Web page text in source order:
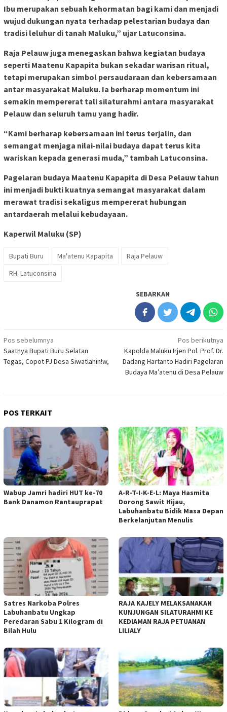
Ibu merupakan sebuah kehormatan bagi kami dan menjadi
wujud dukungan nyata terhadap pelestarian budaya dan
tradisi leluhur di tanah Maluku,” ujar Latuconsina.
Raja Pelauw juga menegaskan bahwa kegiatan budaya
seperti Maatenu Kapapita bukan sekadar warisan ritual,
tetapi merupakan simbol persaudaraan dan kebersamaan
antar masyarakat Maluku. Ia berharap momentum ini
semakin mempererat tali silaturahmi antara masyarakat
Pelauw dan seluruh tamu yang hadir.
“Kami berharap kebersamaan ini terus terjalin, dan
semangat menjaga nilai-nilai budaya dapat terus kita
wariskan kepada generasi muda,” tambah Latuconsina.
Pagelaran budaya Maatenu Kapapita di Desa Pelauw tahun
ini menjadi bukti kuatnya semangat masyarakat dalam
merawat tradisi sekaligus mempererat hubungan
antardaerah melalui kebudayaan.
Kaperwil Maluku (SP)
Bupati Buru Ma'atenu Kapapita
Raja Pelauw
RH. Latuconsina
SEBARKAN
Navigasi
pos
Pos sebelumnya
Saatnya Bupati Buru Selatan
Tegas, Copot PJ Desa Siwatlahin!w,
Pos berikutnya
Kapolda Maluku Irjen Pol. Prof. Dr.
Dadang Hartanto Hadiri Pagelaran
Budaya Ma’atenu di Desa Pelauw
POS TERKAIT
Wabup Jamri hadiri HUT ke-70
Bank Danamon Rantauprapat
A-R-T-I-K-E-L: Maya Hasmita
Dorong Sawit Hijau,
Labuhanbatu Bidik Masa Depan
Berkelanjutan Menulis
Satres Narkoba Polres
Labuhanbatu Ungkap
Peredaran Sabu 1 Kilogram di
Bilah Hulu
RAJA KAJELY MELAKSANAKAN
KUNJUNGAN SILATURAHMI KE
KEDIAMAN RAJA PETUANAN
LILIALY